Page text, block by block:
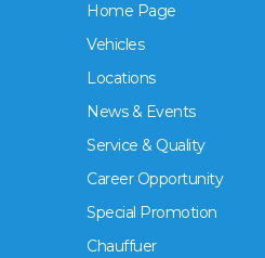
Home Page
Vehicles
Locations
News & Events
Service & Quality
Career Opportunity
Special Promotion
Chauffuer